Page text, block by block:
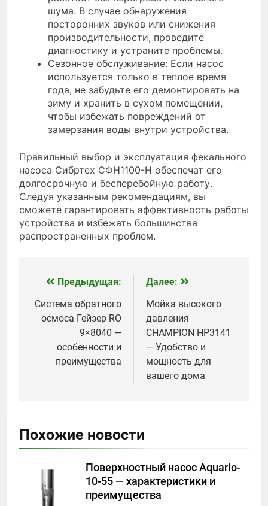
шума. В случае обнаружения
посторонних звуков или снижения
производительности, проведите
диагностику и устраните проблемы.
Сезонное обслуживание: Если насос
используется только в теплое время
года, не забудьте его демонтировать на
зиму и хранить в сухом помещении,
чтобы избежать повреждений от
замерзания воды внутри устройства.
Правильный выбор и эксплуатация фекального
насоса Сибртех СФН1100-Н обеспечат его
долгосрочную и бесперебойную работу.
Следуя указанным рекомендациям, вы
сможете гарантировать эффективность работы
устройства и избежать большинства
распространенных проблем.
Навигация
по
записям
Предыдущая:
Система обратного
осмоса Гейзер RO
9×8040 —
особенности и
преимущества
Далее:
Мойка высокого
давления
CHAMPION HP3141
— Удобство и
мощность для
вашего дома
Похожие новости
Поверхностный насос Aquario-
10-55 — характеристики и
преимущества